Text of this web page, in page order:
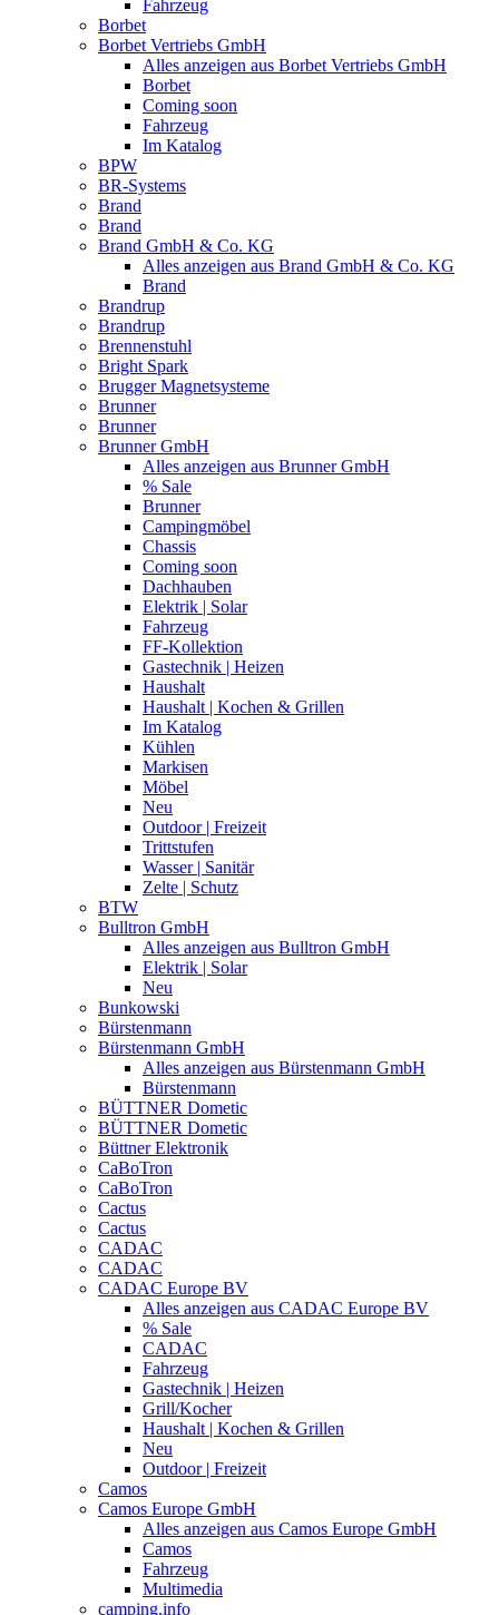
Fahrzeug
Borbet
Borbet Vertriebs GmbH
Alles anzeigen aus Borbet Vertriebs GmbH
Borbet
Coming soon
Fahrzeug
Im Katalog
BPW
BR-Systems
Brand
Brand
Brand GmbH & Co. KG
Alles anzeigen aus Brand GmbH & Co. KG
Brand
Brandrup
Brandrup
Brennenstuhl
Bright Spark
Brugger Magnetsysteme
Brunner
Brunner
Brunner GmbH
Alles anzeigen aus Brunner GmbH
% Sale
Brunner
Campingmöbel
Chassis
Coming soon
Dachhauben
Elektrik | Solar
Fahrzeug
FF-Kollektion
Gastechnik | Heizen
Haushalt
Haushalt | Kochen & Grillen
Im Katalog
Kühlen
Markisen
Möbel
Neu
Outdoor | Freizeit
Trittstufen
Wasser | Sanitär
Zelte | Schutz
BTW
Bulltron GmbH
Alles anzeigen aus Bulltron GmbH
Elektrik | Solar
Neu
Bunkowski
Bürstenmann
Bürstenmann GmbH
Alles anzeigen aus Bürstenmann GmbH
Bürstenmann
BÜTTNER Dometic
BÜTTNER Dometic
Büttner Elektronik
CaBoTron
CaBoTron
Cactus
Cactus
CADAC
CADAC
CADAC Europe BV
Alles anzeigen aus CADAC Europe BV
% Sale
CADAC
Fahrzeug
Gastechnik | Heizen
Grill/Kocher
Haushalt | Kochen & Grillen
Neu
Outdoor | Freizeit
Camos
Camos Europe GmbH
Alles anzeigen aus Camos Europe GmbH
Camos
Fahrzeug
Multimedia
camping.info